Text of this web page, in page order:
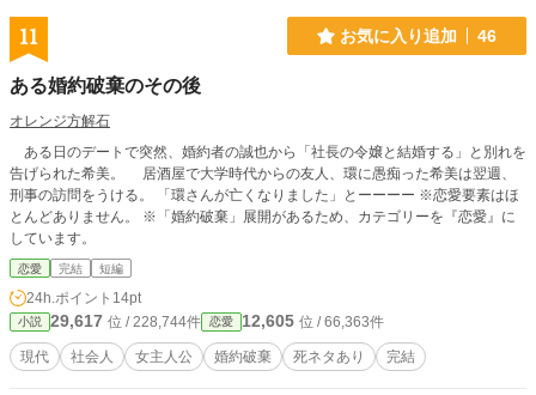
11 お気に入り追加 46
ある婚約破棄のその後
オレンジ方解石
ある日のデートで突然、婚約者の誠也から「社長の令嬢と結婚する」と別れを
告げられた希美。 居酒屋で大学時代からの友人、環に愚痴った希美は翌週、
刑事の訪問をうける。 「環さんが亡くなりました」とーーーー ※恋愛要素はほ
とんどありません。 ※「婚約破棄」展開があるため、カテゴリーを『恋愛』に
しています。
恋愛 完結 短編
24h.ポイント 14pt
小説 29,617 位 / 228,744件 恋愛 12,605 位 / 66,363件
現代 社会人 女主人公 婚約破棄 死ネタあり 完結